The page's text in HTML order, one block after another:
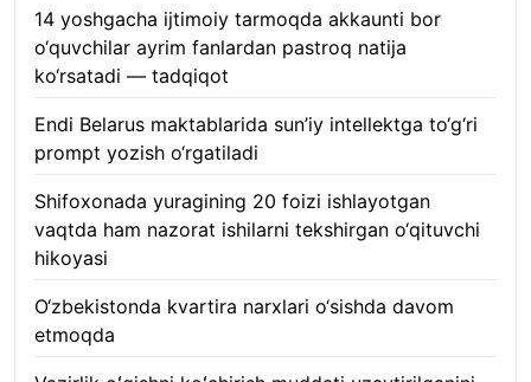
14 yoshgacha ijtimoiy tarmoqda akkaunti bor
o‘quvchilar ayrim fanlardan pastroq natija
ko‘rsatadi — tadqiqot
Endi Belarus maktablarida sun’iy intellektga to‘g‘ri
prompt yozish o‘rgatiladi
Shifoxonada yuragining 20 foizi ishlayotgan
vaqtda ham nazorat ishilarni tekshirgan o‘qituvchi
hikoyasi
O‘zbekistonda kvartira narxlari o‘sishda davom
etmoqda